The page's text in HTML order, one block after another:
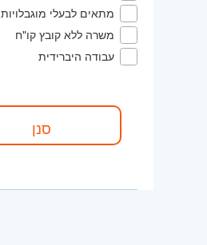
מתאים לבעלי מוגבלויות
משרה ללא קובץ קו"ח
עבודה היברידית